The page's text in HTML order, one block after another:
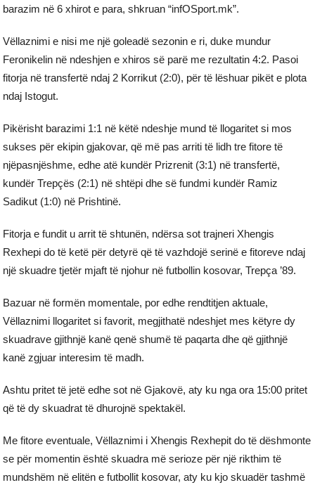
barazim në 6 xhirot e para, shkruan “infOSport.mk”.
Vëllaznimi e nisi me një goleadë sezonin e ri, duke mundur
Feronikelin në ndeshjen e xhiros së parë me rezultatin 4:2. Pasoi
fitorja në transfertë ndaj 2 Korrikut (2:0), për të lëshuar pikët e plota
ndaj Istogut.
Pikërisht barazimi 1:1 në këtë ndeshje mund të llogaritet si mos
sukses për ekipin gjakovar, që më pas arriti të lidh tre fitore të
njëpasnjëshme, edhe atë kundër Prizrenit (3:1) në transfertë,
kundër Trepçës (2:1) në shtëpi dhe së fundmi kundër Ramiz
Sadikut (1:0) në Prishtinë.
Fitorja e fundit u arrit të shtunën, ndërsa sot trajneri Xhengis
Rexhepi do të ketë për detyrë që të vazhdojë serinë e fitoreve ndaj
një skuadre tjetër mjaft të njohur në futbollin kosovar, Trepça ’89.
Bazuar në formën momentale, por edhe rendtitjen aktuale,
Vëllaznimi llogaritet si favorit, megjithatë ndeshjet mes këtyre dy
skuadrave gjithnjë kanë qenë shumë të paqarta dhe që gjithnjë
kanë zgjuar interesim të madh.
Ashtu pritet të jetë edhe sot në Gjakovë, aty ku nga ora 15:00 pritet
që të dy skuadrat të dhurojnë spektakël.
Me fitore eventuale, Vëllaznimi i Xhengis Rexhepit do të dëshmonte
se për momentin është skuadra më serioze për një rikthim të
mundshëm në elitën e futbollit kosovar, aty ku kjo skuadër tashmë